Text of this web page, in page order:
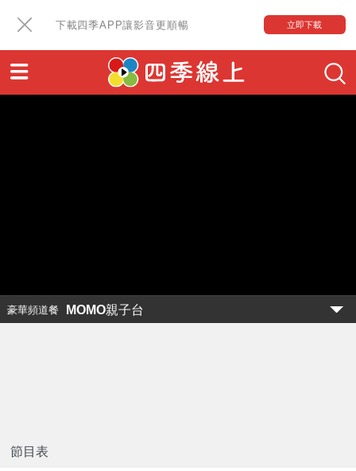
下載四季APP讓影音更順暢 立即下載
豪華頻道餐 MOMO親子台
節目表